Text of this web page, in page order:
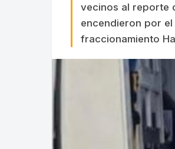
vecinos al reporte
encendieron por
fraccionamiento